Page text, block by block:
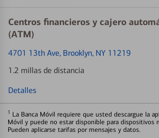
Centros financieros y cajero
(ATM)
4701 13th Ave, Brooklyn, NY 11219
1.2 millas de distancia
Detalles
1 La Banca Móvil requiere que usted descargue la
Móvil y puede no estar disponible para dispositivos
Pueden aplicarse tarifas por mensajes y datos.